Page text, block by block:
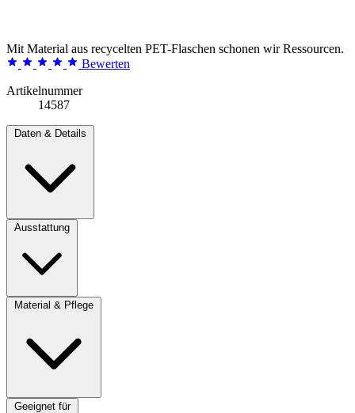
Mit Material aus recycelten PET-Flaschen schonen wir Ressourcen.
Bewerten
Artikelnummer
14587
Daten & Details
Ausstattung
Material & Pflege
Geeignet für